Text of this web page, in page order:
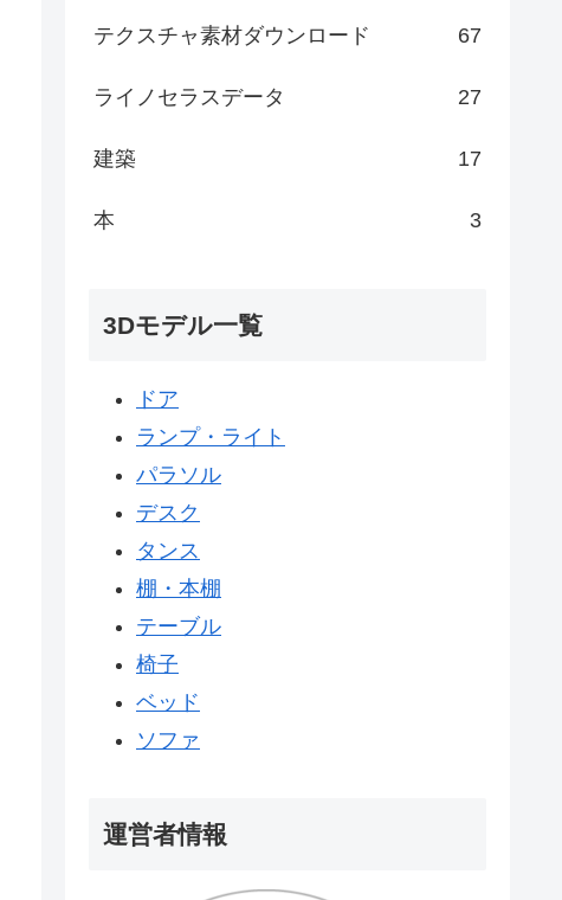
テクスチャ素材ダウンロード 67
ライノセラスデータ 27
建築 17
本 3
3Dモデル一覧
ドア
ランプ・ライト
パラソル
デスク
タンス
棚・本棚
テーブル
椅子
ベッド
ソファ
運営者情報